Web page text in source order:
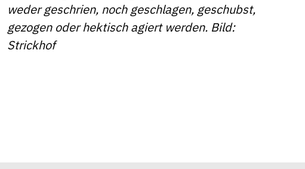
weder geschrien, noch geschlagen, geschubst,
gezogen oder hektisch agiert werden. Bild:
Strickhof